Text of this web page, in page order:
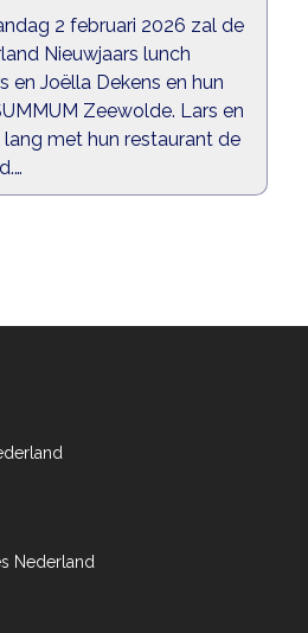
2 februari 2026 zal de
Nieuwjaars lunch
en Joëlla Dekens en hun
Zeewolde. Lars en
met hun restaurant de
Nederland